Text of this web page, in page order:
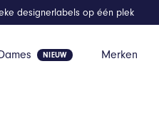
Merken
designerlabels op één plek